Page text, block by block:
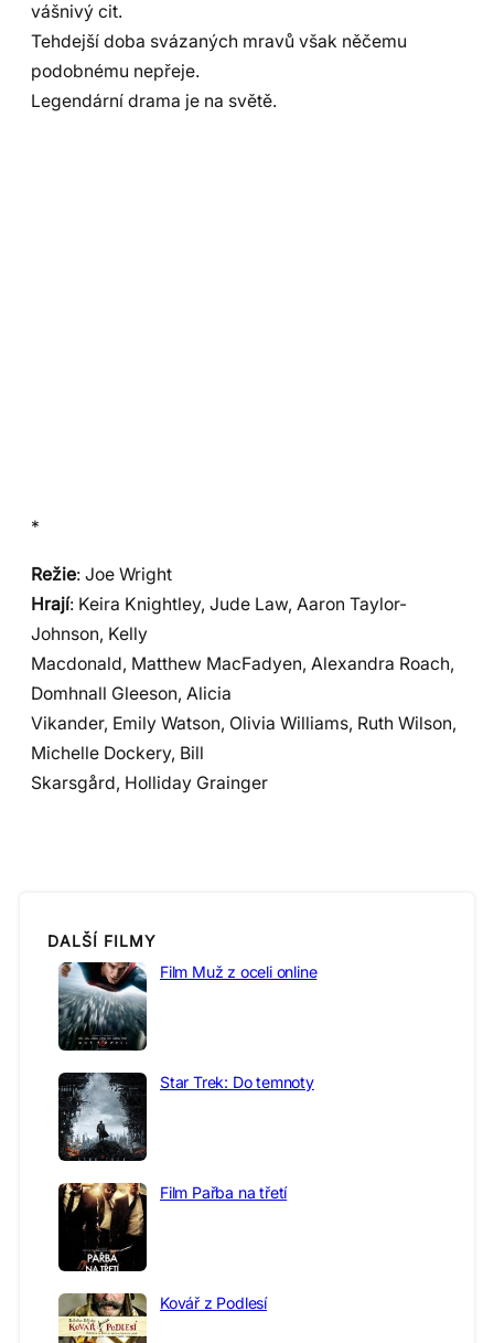
vášnivý cit.
Tehdejší doba svázaných mravů však něčemu
podobnému nepřeje.
Legendární drama je na světě.
*
Režie: Joe Wright
Hrají: Keira Knightley, Jude Law, Aaron Taylor-
Johnson, Kelly
Macdonald, Matthew MacFadyen, Alexandra Roach,
Domhnall Gleeson, Alicia
Vikander, Emily Watson, Olivia Williams, Ruth Wilson,
Michelle Dockery, Bill
Skarsgård, Holliday Grainger
DALŠÍ FILMY
Film Muž z oceli online
Star Trek: Do temnoty
Film Pařba na třetí
Kovář z Podlesí